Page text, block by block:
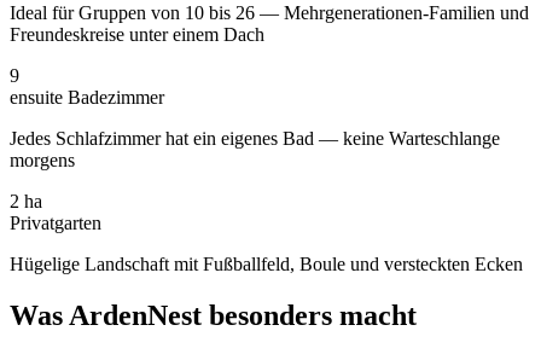
Ideal für Gruppen von 10 bis 26 — Mehrgenerationen-Familien und
Freundeskreise unter einem Dach
9
ensuite Badezimmer
Jedes Schlafzimmer hat ein eigenes Bad — keine Warteschlange
morgens
2 ha
Privatgarten
Hügelige Landschaft mit Fußballfeld, Boule und versteckten Ecken
Was ArdenNest besonders macht